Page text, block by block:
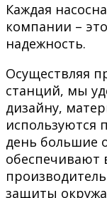
Каждая
компании –
надежность.
Осуществляя
станций, мы
дизайну,
используются
день большие
обеспечивают
защиты